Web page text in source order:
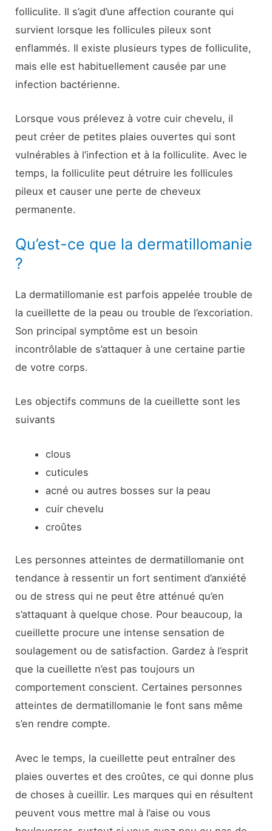
folliculite. Il s’agit d’une affection courante qui
survient lorsque les follicules pileux sont
enflammés. Il existe plusieurs types de folliculite,
mais elle est habituellement causée par une
infection bactérienne.
Lorsque vous prélevez à votre cuir chevelu, il
peut créer de petites plaies ouvertes qui sont
vulnérables à l’infection et à la folliculite. Avec le
temps, la folliculite peut détruire les follicules
pileux et causer une perte de cheveux
permanente.
Qu’est-ce que la dermatillomanie
?
La dermatillomanie est parfois appelée trouble de
la cueillette de la peau ou trouble de l’excoriation.
Son principal symptôme est un besoin
incontrôlable de s’attaquer à une certaine partie
de votre corps.
Les objectifs communs de la cueillette sont les
suivants
clous
cuticules
acné ou autres bosses sur la peau
cuir chevelu
croûtes
Les personnes atteintes de dermatillomanie ont
tendance à ressentir un fort sentiment d’anxiété
ou de stress qui ne peut être atténué qu’en
s’attaquant à quelque chose. Pour beaucoup, la
cueillette procure une intense sensation de
soulagement ou de satisfaction. Gardez à l’esprit
que la cueillette n’est pas toujours un
comportement conscient. Certaines personnes
atteintes de dermatillomanie le font sans même
s’en rendre compte.
Avec le temps, la cueillette peut entraîner des
plaies ouvertes et des croûtes, ce qui donne plus
de choses à cueillir. Les marques qui en résultent
peuvent vous mettre mal à l’aise ou vous